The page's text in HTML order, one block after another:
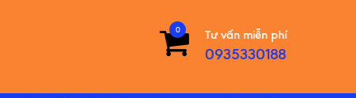
Tư vấn miễn phí
0935330188
0